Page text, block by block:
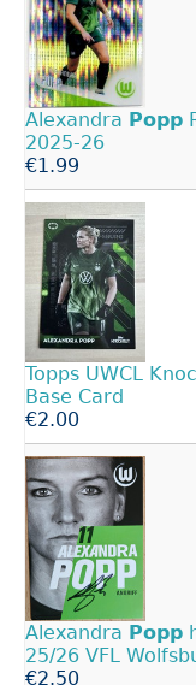
Alexandra Popp
2025-26
€1.99
Topps UWCL
Base Card
€2.00
Alexandra Popp
25/26 VFL
€2.50